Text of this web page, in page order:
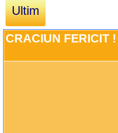
Ultim
CRACIUN FERICIT !